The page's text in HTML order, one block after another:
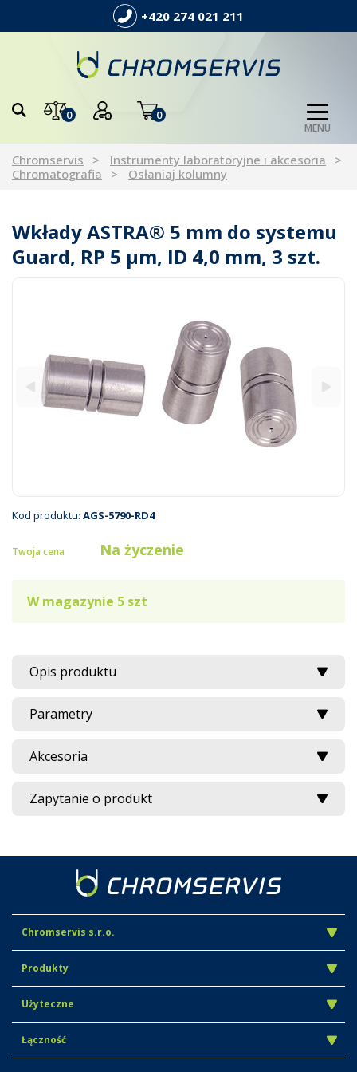
+420 274 021 211
0 0
MENU
Chromservis
Instrumenty laboratoryjne i akcesoria
Chromatografia
Osłaniaj kolumny
Wkłady ASTRA® 5 mm do systemu
Guard, RP 5 µm, ID 4,0 mm, 3 szt.
Kod produktu: AGS-5790-RD4
Twoja cena Na życzenie
W magazynie 5 szt
Opis produktu
Parametry
Akcesoria
Zapytanie o produkt
Chromservis s.r.o.
Produkty
Użyteczne
Łączność